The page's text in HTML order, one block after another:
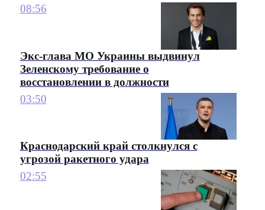
08:56
Экс-глава МО Украины выдвинул
Зеленскому требование о
восстановлении в должности
03:50
Краснодарский край столкнулся с
угрозой ракетного удара
02:55